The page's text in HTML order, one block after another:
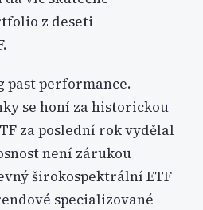
z deseti
past performance.
se honí za historickou
za poslední rok vydělal
není zárukou
širokospektrální ETF
specializované